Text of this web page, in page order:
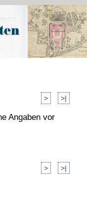
> >|
Angaben vor
> >|